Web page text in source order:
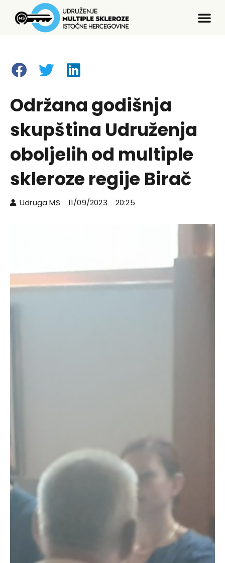
Održana godišnja
skupština Udruženja
oboljelih od multiple
skleroze regije Birač
Udruga MS 11/09/2023 20:25